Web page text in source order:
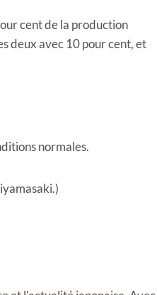
cent de la production
deux avec 10 pour cent, et
normales.